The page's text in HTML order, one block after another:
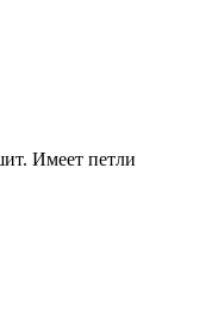
Имеет петли